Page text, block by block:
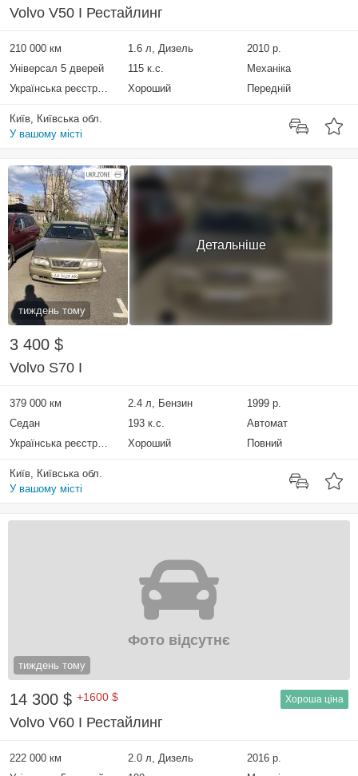
Volvo V50 I Рестайлинг
210 000 км 1.6 л, Дизель
2010 р.
Універсал 5 дверей
115 к.с.
Механіка
Українська реєстрація
Хороший Передній
Київ, Київська обл.
У вашому місті
тиждень тому
Детальніше
3 400 $
Volvo S70 I
379 000 км 2.4 л, Бензин
1999 р.
Седан
193 к.с.
Автомат
Українська реєстрація
Хороший Повний
Київ, Київська обл.
У вашому місті
тиждень тому
Фото відсутнє
14 300 $ +1600 $ Хороша ціна
Volvo V60 I Рестайлинг
222 000 км 2.0 л, Дизель
2016 р.